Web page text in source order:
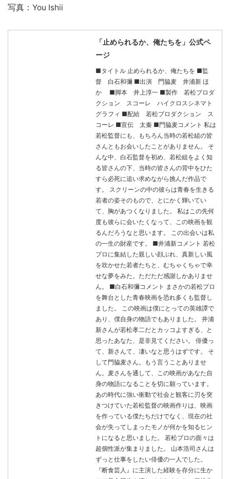
写真：You Ishii
「止められるか、俺たちを」公式ペ
ージ
■タイトル 止められるか、俺たちを ■監
督 白石和彌 ■出演 門脇麦 井浦新 ほ
か ■脚本 井上淳一 ■製作 若松プロダ
クション スコーレ ハイクロスシネマト
グラフィ ■配給 若松プロダクション ス
コーレ ■宣伝 太秦 ■門脇麦コメント 私は
若松監督にも、もちろん当時の若松組の皆
さんともお会いしたことがありません。 そ
んな中、白石監督を初め、若松組をよく知
る皆さんの下、当時の皆さんの背中をひた
すら必死に追い求めながら挑んだ作品で
す。 スクリーンの中の彼らは青春を生きる
若者の姿そのもので、とにかく輝いてい
て、胸があつくなりました。 私はこの先何
度も彼らに会いたくなって、この映画を観
るんだろうなと思います。 この出会いは私
の一生の財産です。 ■井浦新コメント 若松
プロに集結した親しい顔ぶれ、真新しい風
を吹かせた若者たちと、むちゃくちゃで幸
せな夢をみた。ただただ感謝しかありませ
ん。 ■白石和彌コメント まさかの若松プロ
を舞台とした青春映画を恐れ多くも監督し
ました。 この映画は僕にとっての英雄譚で
あり、僕自身の物語でもありました。 井浦
新さんが若松孝二だとカッコよすぎる、と
思ったあなた、是非見てください。 俳優っ
て、新さんて、凄いなと思うはずです。 そ
して門脇麦さん。もう言うことありませ
ん。麦さんを通して、この映画があなた自
身の物語になることを切に願っています。
あの時代に強い衝動で社会と観客に刃を突
きつけていた若松監督の映画作りは、映画
を作っている僕たちだけでなく、現在の社
会が失ってしまったモノが何かを知るヒン
トになると思いました。 若松プロの面々は
超個性派が集まりました。 山本浩司さんは
ずっと仕事をしたい俳優の一人でした。
『断食芸人』に主演した経験を存分に生か